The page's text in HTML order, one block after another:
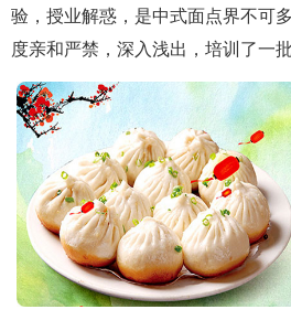
验，授业解惑，是中式面点界不可
度亲和严禁，深入浅出，培训了一